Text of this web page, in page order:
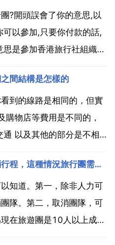
?開頭誤會了你的意思,以
以參加,只要你付款的話,
是參加香港旅行社組織的
到頭來,旅行社是要你自己
港的旅行社想參加十...
間結構是怎樣的
到的線路是相同的，但實
購物店等費用是不同的，
以及其他的部分是不相
是，並不是 低就便宜，線
等多方面都要考慮進去...
旅遊前一日旅行團突然取消行程，這種情況旅行團需要承擔哪些責任
知道。第一，除非人力可
隊。第二，取消團隊，可
在旅遊團是10人以上成